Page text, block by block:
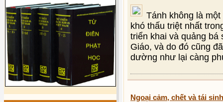
Tánh không là
khó thấu triệt nhất
triển khai và quảng bá
Giáo, và do đó cũng
dường như lại càng
Ngoại cảm, chết và tái sinh